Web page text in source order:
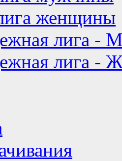
женщины
лига -
лига -